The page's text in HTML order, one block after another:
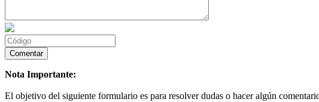
Nota Importante:
El objetivo del siguiente formulario es para resolver dudas o hacer algún